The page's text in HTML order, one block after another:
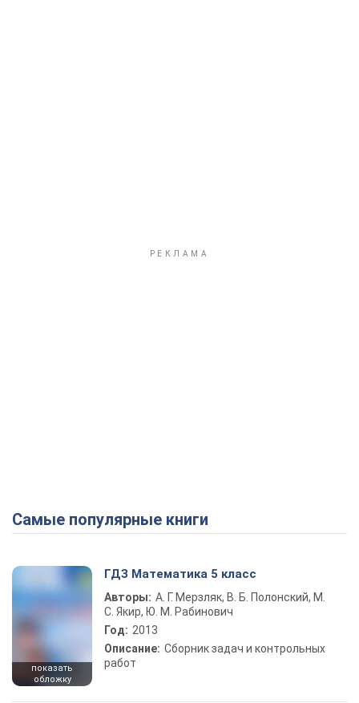
Самые популярные книги
показать
обложку
ГДЗ Математика 5 класс
Авторы: А. Г. Мерзляк, В. Б. Полонский, М.
С. Якир, Ю. М. Рабинович
Год: 2013
Описание: Сборник задач и контрольных
работ